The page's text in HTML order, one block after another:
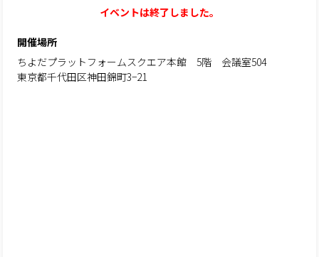
イベントは終了しました。
開催場所
ちよだプラットフォームスクエア本館 5階 会議室504
東京都千代田区神田錦町3−21